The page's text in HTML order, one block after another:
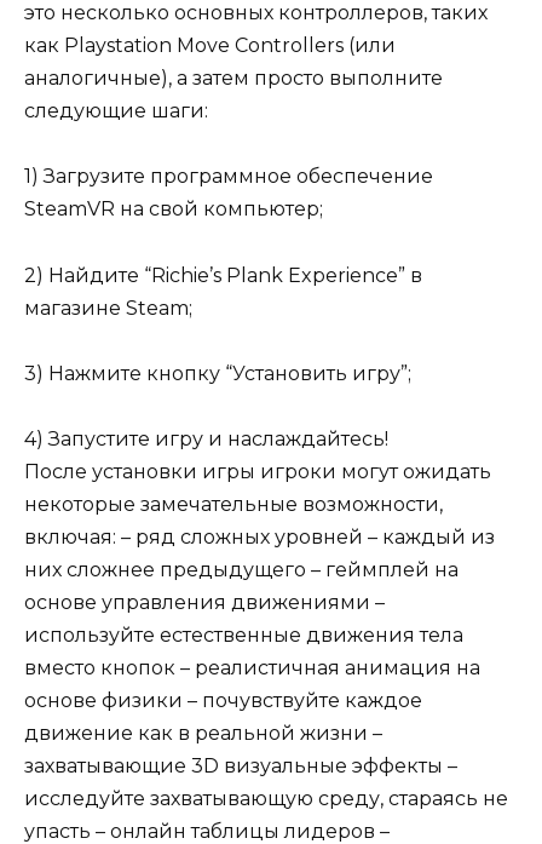
это несколько основных контроллеров, таких
как Playstation Move Controllers (или
аналогичные), а затем просто выполните
следующие шаги:
1) Загрузите программное обеспечение
SteamVR на свой компьютер;
2) Найдите “Richie’s Plank Experience” в
магазине Steam;
3) Нажмите кнопку “Установить игру”;
4) Запустите игру и наслаждайтесь!
После установки игры игроки могут ожидать
некоторые замечательные возможности,
включая: – ряд сложных уровней – каждый из
них сложнее предыдущего – геймплей на
основе управления движениями –
используйте естественные движения тела
вместо кнопок – реалистичная анимация на
основе физики – почувствуйте каждое
движение как в реальной жизни –
захватывающие 3D визуальные эффекты –
исследуйте захватывающую среду, стараясь не
упасть – онлайн таблицы лидеров –